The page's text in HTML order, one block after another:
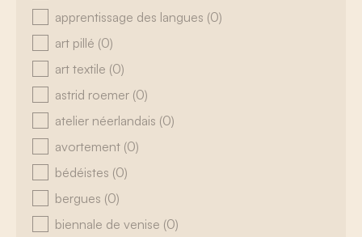
apprentissage des langues (0)
art pillé (0)
art textile (0)
astrid roemer (0)
atelier néerlandais (0)
avortement (0)
bédéistes (0)
bergues (0)
biennale de venise (0)